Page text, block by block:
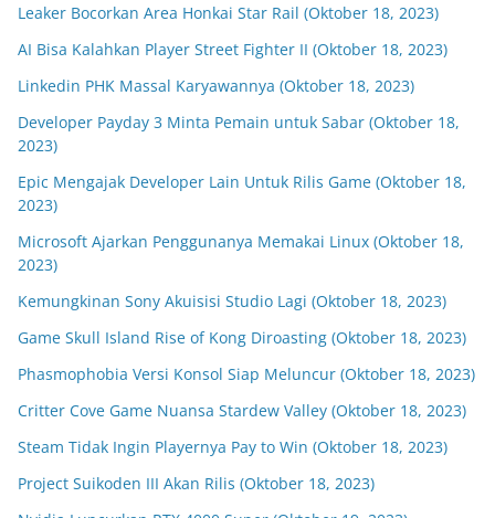
Leaker Bocorkan Area Honkai Star Rail (Oktober 18, 2023)
AI Bisa Kalahkan Player Street Fighter II (Oktober 18, 2023)
Linkedin PHK Massal Karyawannya (Oktober 18, 2023)
Developer Payday 3 Minta Pemain untuk Sabar (Oktober 18,
2023)
Epic Mengajak Developer Lain Untuk Rilis Game (Oktober 18,
2023)
Microsoft Ajarkan Penggunanya Memakai Linux (Oktober 18,
2023)
Kemungkinan Sony Akuisisi Studio Lagi (Oktober 18, 2023)
Game Skull Island Rise of Kong Diroasting (Oktober 18, 2023)
Phasmophobia Versi Konsol Siap Meluncur (Oktober 18, 2023)
Critter Cove Game Nuansa Stardew Valley (Oktober 18, 2023)
Steam Tidak Ingin Playernya Pay to Win (Oktober 18, 2023)
Project Suikoden III Akan Rilis (Oktober 18, 2023)